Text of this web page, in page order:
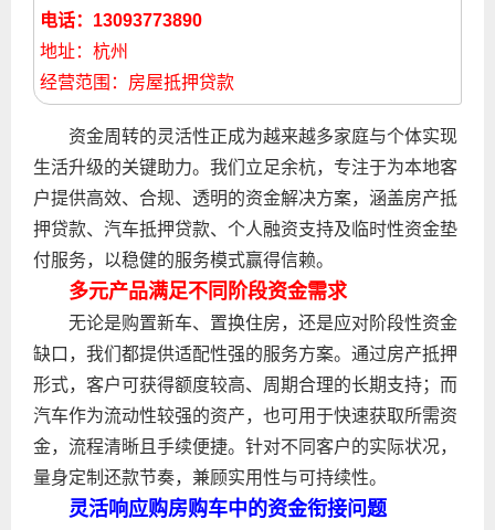
电话：13093773890
地址：杭州
经营范围：房屋抵押贷款
资金周转的灵活性正成为越来越多家庭与个体实现
生活升级的关键助力。我们立足余杭，专注于为本地客
户提供高效、合规、透明的资金解决方案，涵盖房产抵
押贷款、汽车抵押贷款、个人融资支持及临时性资金垫
付服务，以稳健的服务模式赢得信赖。
多元产品满足不同阶段资金需求
无论是购置新车、置换住房，还是应对阶段性资金
缺口，我们都提供适配性强的服务方案。通过房产抵押
形式，客户可获得额度较高、周期合理的长期支持；而
汽车作为流动性较强的资产，也可用于快速获取所需资
金，流程清晰且手续便捷。针对不同客户的实际状况，
量身定制还款节奏，兼顾实用性与可持续性。
灵活响应购房购车中的资金衔接问题